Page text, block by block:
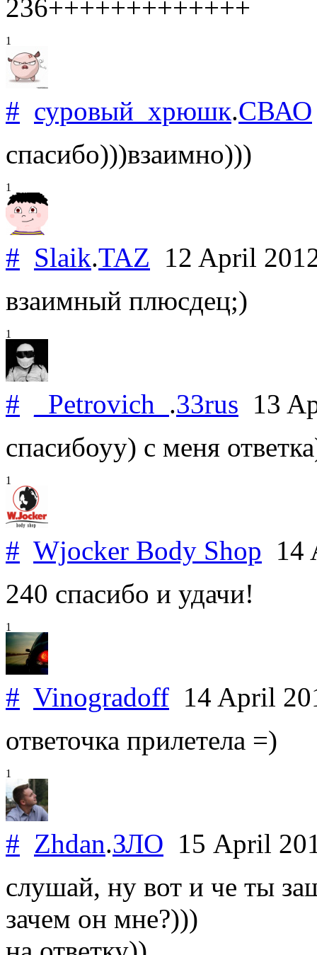
236+++++++++++++
1
# суровый_хрюшк.СВАО
спасибо)))взаимно)))
1
# Slaik.TAZ 12 April
взаимный плюсдец;)
1
# _Petrovich_ .33rus 13
спасибоуу) с меня
1
# Wjocker Body Shop 14
240 спасибо и удачи!
1
# Vinogradoff 14 April
ответочка прилетела =)
1
# Zhdan.ЗЛО 15 April
слушай, ну вот и че ты
зачем он мне?)))